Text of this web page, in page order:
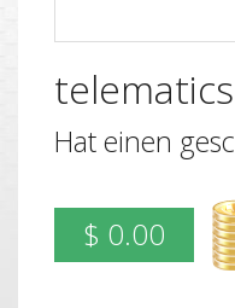
Hat einen
$ 0.00